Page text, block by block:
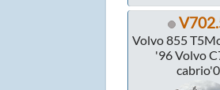
Volvo 855
'96 Volvo